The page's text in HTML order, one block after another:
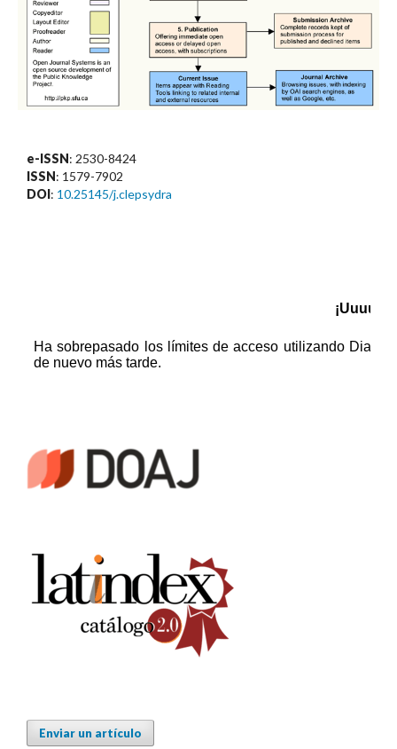
e-ISSN: 2530-8424
ISSN: 1579-7902
DOI: 10.25145/j.clepsydra
Enviar un artículo